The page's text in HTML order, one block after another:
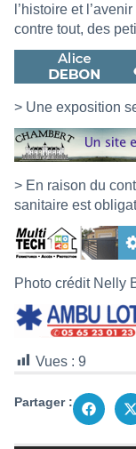
l’histoire et
contre tout, des
> Une exposition
> En raison du
sanitaire est
Photo crédit Nelly
Vues : 9
Partager :